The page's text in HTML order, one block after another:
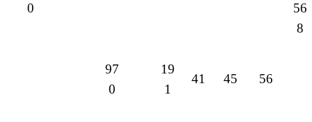
0
56
8
97
0
19
1
41 45 56